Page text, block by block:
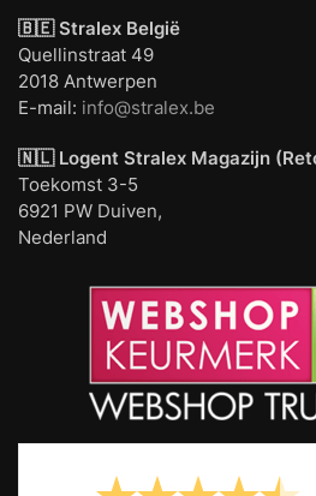
🇧🇪 Stralex België
Quellinstraat 49
2018 Antwerpen
E-mail: info@stralex.be
🇳🇱 Logent Stralex Magazijn
Toekomst 3-5
6921 PW Duiven,
Nederland